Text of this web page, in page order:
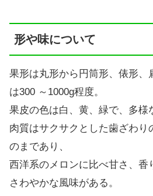
形や味について
果形は丸形から円筒形、俵形、
は300 ～1000g程度。
果皮の色は白、黄、緑で、多様
肉質はサクサクとした歯ざわり
のまであり、
西洋系のメロンに比べ甘さ、香
さわやかな風味がある。